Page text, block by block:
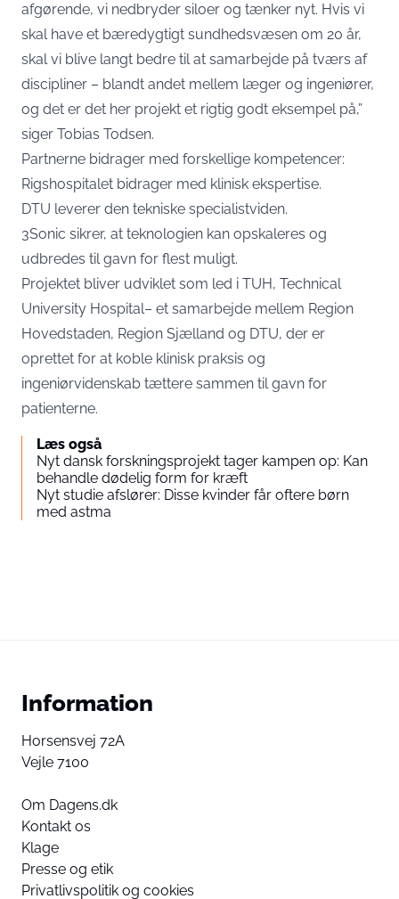
afgørende, vi nedbryder siloer og tænker nyt. Hvis vi
skal have et bæredygtigt sundhedsvæsen om 20 år,
skal vi blive langt bedre til at samarbejde på tværs af
discipliner – blandt andet mellem læger og ingeniører,
og det er det her projekt et rigtig godt eksempel på,”
siger Tobias Todsen.
Partnerne bidrager med forskellige kompetencer:
Rigshospitalet bidrager med klinisk ekspertise.
DTU leverer den tekniske specialistviden.
3Sonic sikrer, at teknologien kan opskaleres og
udbredes til gavn for flest muligt.
Projektet bliver udviklet som led i TUH, Technical
University Hospital– et samarbejde mellem Region
Hovedstaden, Region Sjælland og DTU, der er
oprettet for at koble klinisk praksis og
ingeniørvidenskab tættere sammen til gavn for
patienterne.
Læs også
Nyt dansk forskningsprojekt tager kampen op: Kan
behandle dødelig form for kræft
Nyt studie afslører: Disse kvinder får oftere børn
med astma
Information
Horsensvej 72A
Vejle 7100
Om Dagens.dk
Kontakt os
Klage
Presse og etik
Privatlivspolitik og cookies